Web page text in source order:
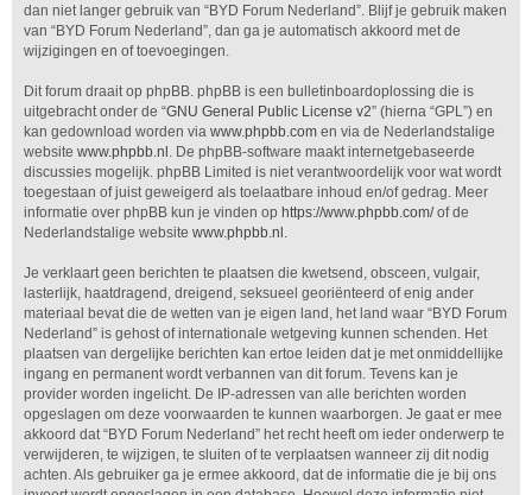
dan niet langer gebruik van “BYD Forum Nederland”. Blijf je gebruik maken
van “BYD Forum Nederland”, dan ga je automatisch akkoord met de
wijzigingen en of toevoegingen.
Dit forum draait op phpBB. phpBB is een bulletinboardoplossing die is
uitgebracht onder de “GNU General Public License v2” (hierna “GPL”) en
kan gedownload worden via www.phpbb.com en via de Nederlandstalige
website www.phpbb.nl . De phpBB-software maakt internetgebaseerde
discussies mogelijk. phpBB Limited is niet verantwoordelijk voor wat wordt
toegestaan of juist geweigerd als toelaatbare inhoud en/of gedrag. Meer
informatie over phpBB kun je vinden op https://www.phpbb.com/of de
Nederlandstalige website www.phpbb.nl .
Je verklaart geen berichten te plaatsen die kwetsend, obsceen, vulgair,
lasterlijk, haatdragend, dreigend, seksueel georiënteerd of enig ander
materiaal bevat die de wetten van je eigen land, het land waar “BYD Forum
Nederland” is gehost of internationale wetgeving kunnen schenden. Het
plaatsen van dergelijke berichten kan ertoe leiden dat je met onmiddellijke
ingang en permanent wordt verbannen van dit forum. Tevens kan je
provider worden ingelicht. De IP-adressen van alle berichten worden
opgeslagen om deze voorwaarden te kunnen waarborgen. Je gaat er mee
akkoord dat “BYD Forum Nederland” het recht heeft om ieder onderwerp te
verwijderen, te wijzigen, te sluiten of te verplaatsen wanneer zij dit nodig
achten. Als gebruiker ga je ermee akkoord, dat de informatie die je bij ons